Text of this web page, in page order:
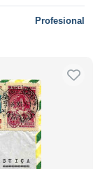
Profesional